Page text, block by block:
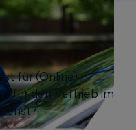
für (Online)
für den Vertrieb im